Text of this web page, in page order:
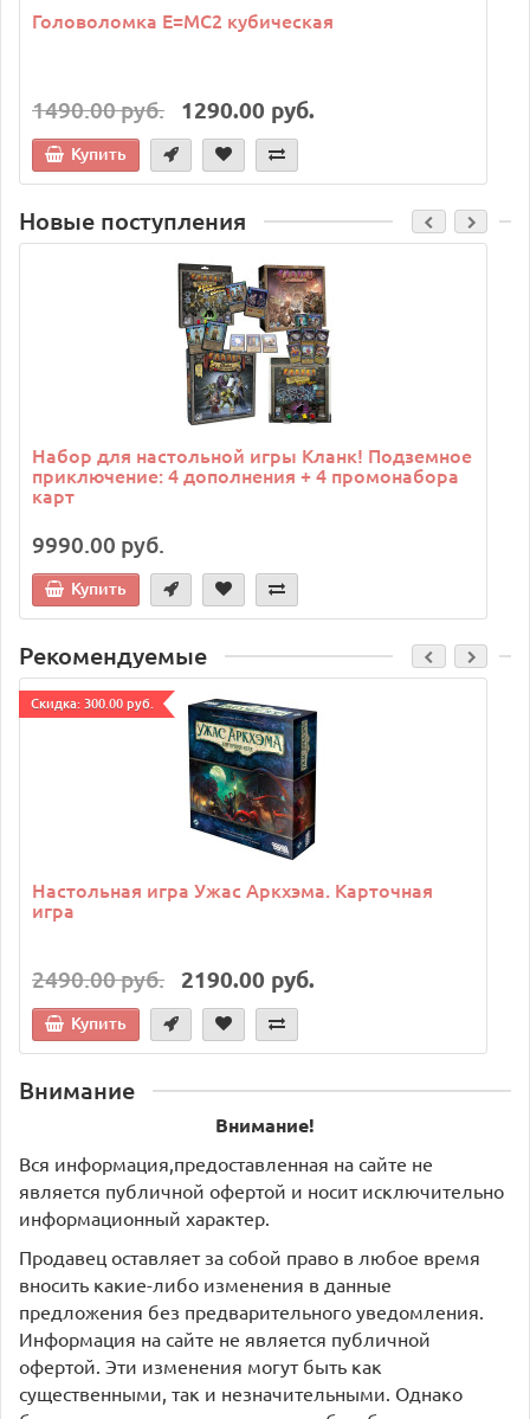
Головоломка E=MC2 кубическая
1490.00 руб. 1290.00 руб.
Купить
Новые поступления
Набор для настольной игры Кланк! Подземное
приключение: 4 дополнения + 4 промонабора
карт
9990.00 руб.
Купить
Рекомендуемые
Cкидка: 300.00 руб.
Настольная игра Ужас Аркхэма. Карточная
игра
2490.00 руб. 2190.00 руб.
Купить
Внимание
Внимание!
Вся информация,предоставленная на сайте не
является публичной офертой и носит исключительно
информационный характер.
Продавец оставляет за собой право в любое время
вносить какие-либо изменения в данные
предложения без предварительного уведомления.
Информация на сайте не является публичной
офертой. Эти изменения могут быть как
существенными, так и незначительными. Однако